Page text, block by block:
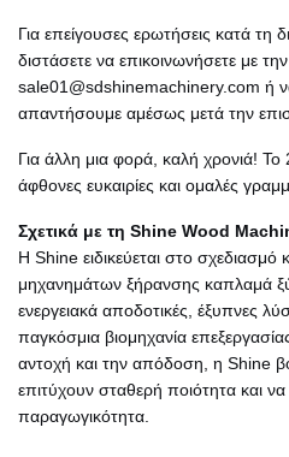
Για επείγουσες ερωτήσεις κατά τη
διστάσετε να επικοινωνήσετε με
sale01@sdshinemachinery.com ή
απαντήσουμε αμέσως μετά την
Για άλλη μια φορά, καλή χρονιά!
άφθονες ευκαιρίες και ομαλές
Σχετικά με τη Shine Wood
Η Shine ειδικεύεται στο
μηχανημάτων ξήρανσης καπλαμά
ενεργειακά αποδοτικές, έξυπνες
παγκόσμια βιομηχανία
αντοχή και την απόδοση, η Shine
επιτύχουν σταθερή ποιότητα και
παραγωγικότητα.